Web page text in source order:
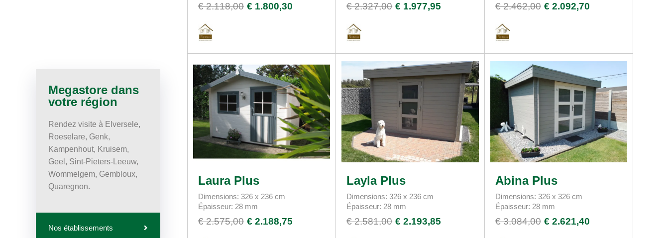
Megastore dans
votre région
Rendez visite à Elversele,
Roeselare, Genk,
Kampenhout, Kruisem,
Geel, Sint-Pieters-Leeuw,
Wommelgem, Gembloux,
Quaregnon.
Nos établissements
€ 2.118,00 € 1.800,30 € 2.327,00 € 1.977,95 € 2.462,00 € 2.092,70
Laura Plus
Dimensions: 326 x 236 cm
Épaisseur: 28 mm
€ 2.575,00 € 2.188,75
Layla Plus
Dimensions: 326 x 236 cm
Épaisseur: 28 mm
€ 2.581,00 € 2.193,85
Abina Plus
Dimensions: 326 x 326 cm
Épaisseur: 28 mm
€ 3.084,00 € 2.621,40